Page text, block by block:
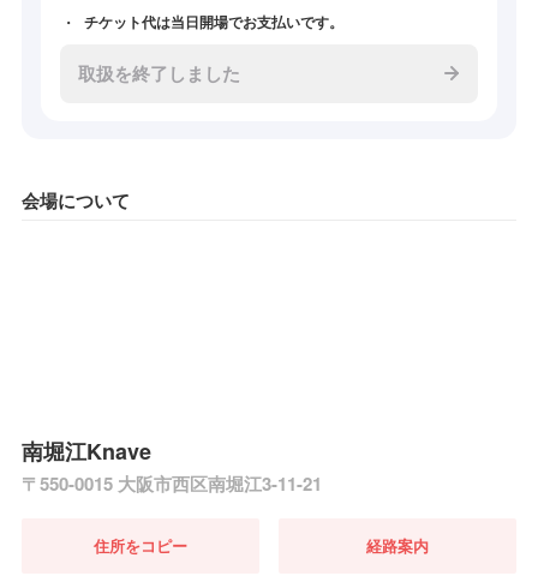
チケット代は当日開場でお支払いです。
取扱を終了しました
会場について
南堀江Knave
〒550-0015 大阪市西区南堀江3-11-21
住所をコピー 経路案内